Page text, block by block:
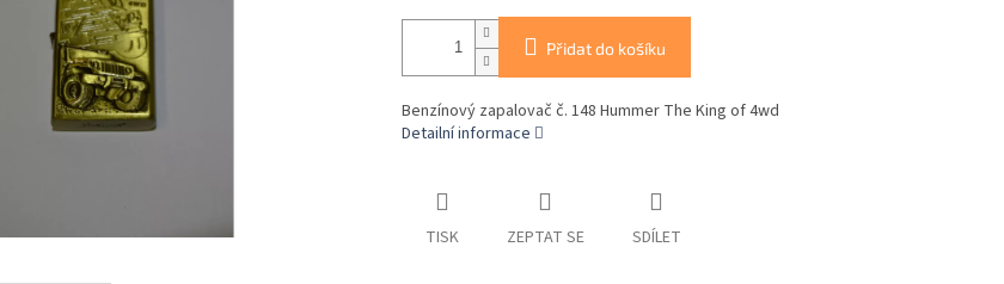
Přidat do košíku
Benzínový zapalovač č. 148 Hummer The King of 4wd
Detailní informace
TISK ZEPTAT SE SDÍLET